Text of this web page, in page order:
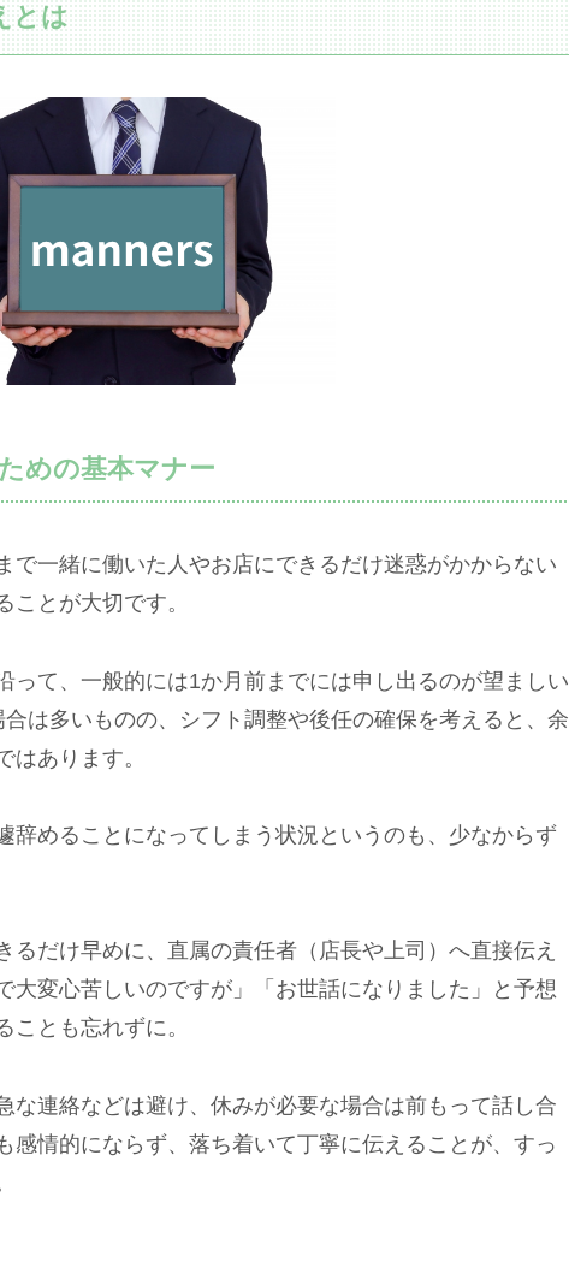
とは
めの基本マナー
で一緒に働いた人やお店にできるだけ迷惑がかからない
ことが大切です。
って、一般的には1か月前までには申し出るのが望ましい
は多いものの、シフト調整や後任の確保を考えると、余
はあります。
辞めることになってしまう状況というのも、少なからず
るだけ早めに、直属の責任者（店長や上司）へ直接伝え
大変心苦しいのですが」「お世話になりました」と予想
とも忘れずに。
な連絡などは避け、休みが必要な場合は前もって話し合
感情的にならず、落ち着いて丁寧に伝えることが、すっ